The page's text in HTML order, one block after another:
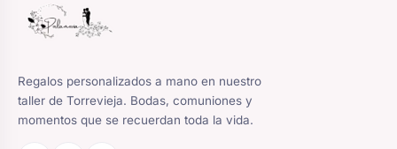
Regalos personalizados a mano en nuestro
taller de Torrevieja. Bodas, comuniones y
momentos que se recuerdan toda la vida.